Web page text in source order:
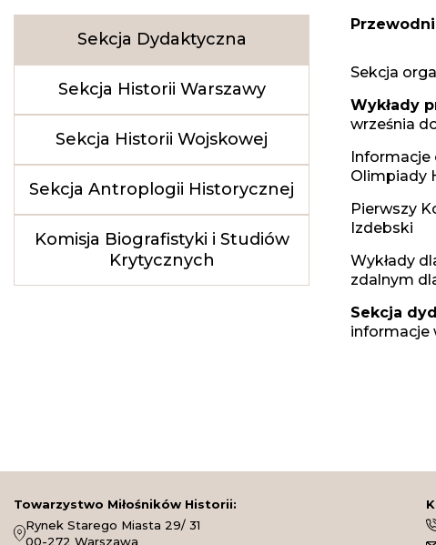
Sekcja Dydaktyczna
Sekcja Historii Warszawy
Sekcja Historii Wojskowej
Sekcja Antroplogii Historycznej
Komisja Biografistyki i Studiów
Krytycznych
Sekcja
Wykłady
września
Informacje
Olimpiady
Pierwszy
Izdebski
Wykłady
zdalnym
Sekcja
informacje
Towarzystwo Miłośników Historii:
Rynek Starego Miasta 29/ 31
00-272 Warszawa